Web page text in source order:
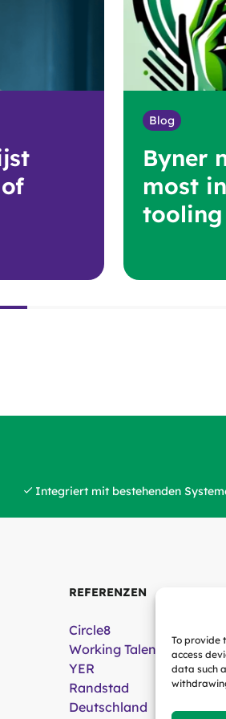
To provide
access
data such
Blog
Byner
most
tooling
Integriert mit bestehenden
REFERENZEN
Circle8
Working Talent
YER
Randstad
Deutschland